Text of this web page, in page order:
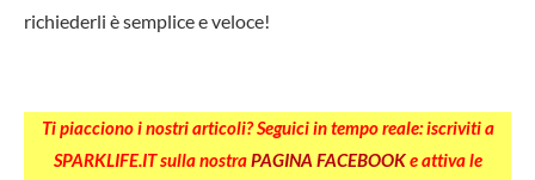
richiederli è semplice e veloce!
Ti piacciono i nostri articoli? Seguici in tempo reale: iscriviti a
SPARKLIFE.IT sulla nostraPAGINA FACEBOOKe attiva le